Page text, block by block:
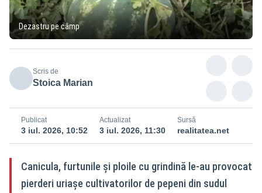
Dezastru pe câmp
Scris de
Stoica Marian
Publicat
3 iul. 2026, 10:52
Actualizat
3 iul. 2026, 11:30
Sursă
realitatea.net
Canicula, furtunile și ploile cu grindină le-au provocat
pierderi uriașe cultivatorilor de pepeni din sudul